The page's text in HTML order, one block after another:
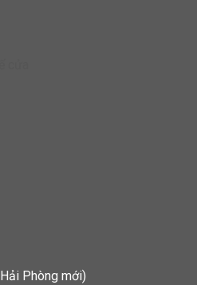
Phòng mới)